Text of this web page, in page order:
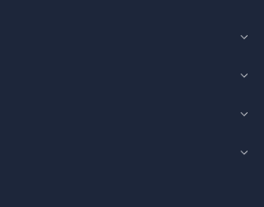
Africa (Pty) Ltd.
Pty. Ltd.